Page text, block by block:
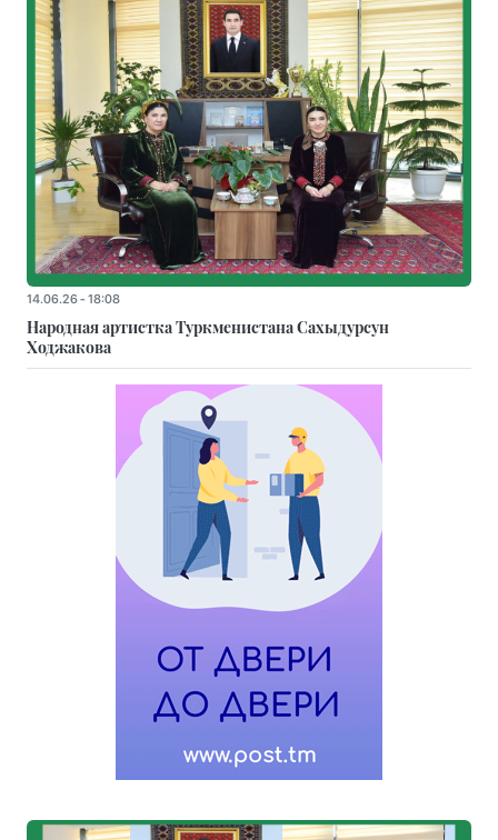
14.06.26 - 18:08
Народная артистка Туркменистана Сахыдурсун
Ходжакова